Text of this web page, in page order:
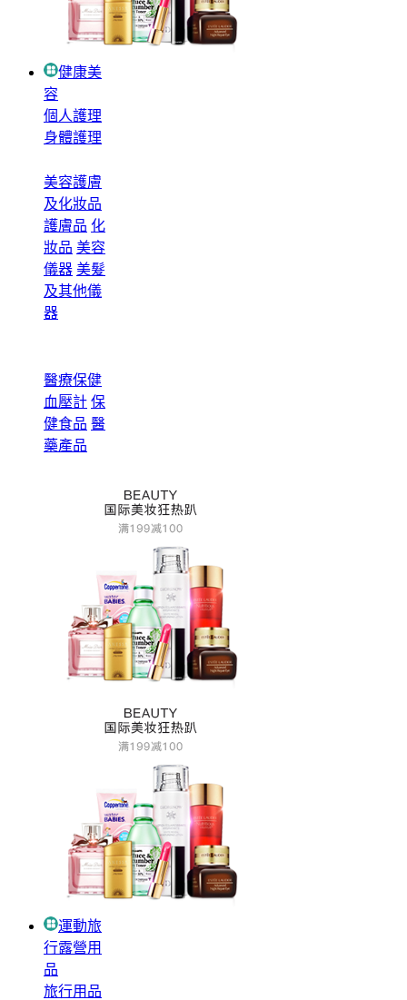
健康美
容
個人護理
身體護理
美容護膚
及化妝品
護膚品 化
妝品 美容
儀器 美髮
及其他儀
器
醫療保健
血壓計 保
健食品 醫
藥產品
運動旅
行露營用
品
旅行用品